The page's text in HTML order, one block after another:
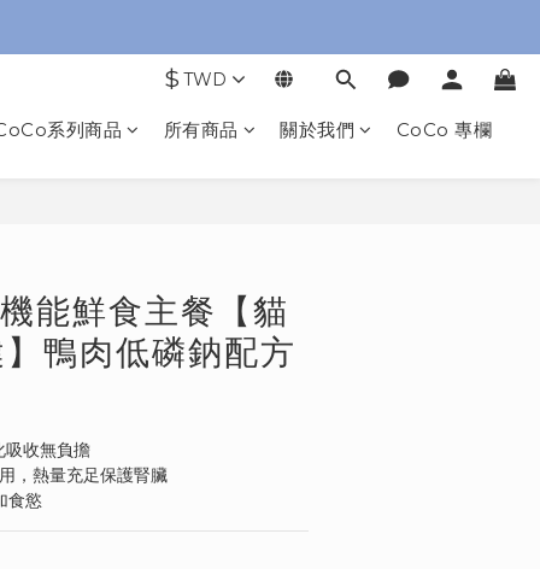
$ TWD
系列商品 所有商品 關於我們 CoCo 專欄
能鮮食主餐【貓
鴨肉低磷鈉配方
吸收無負擔
，熱量充足保護腎臟
食慾